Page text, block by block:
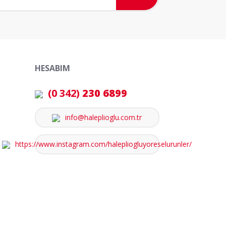
HESABIM
(0 342) 230 6899
info@haleplioglu.com.tr
https://www.instagram.com/halepliogluyoreselurunler/